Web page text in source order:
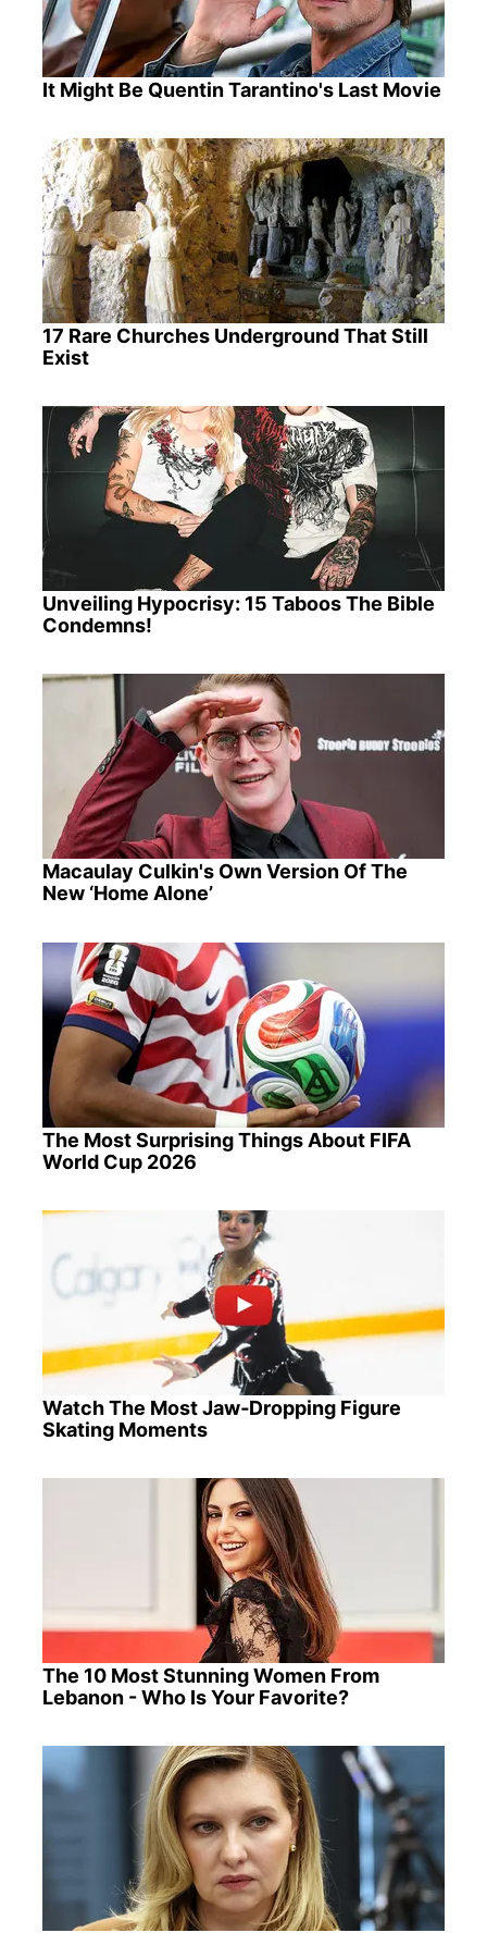
It Might Be Quentin Tarantino's Last Movie
17 Rare Churches Underground That Still
Exist
Unveiling Hypocrisy: 15 Taboos The Bible
Condemns!
Macaulay Culkin's Own Version Of The
New ‘Home Alone’
The Most Surprising Things About FIFA
World Cup 2026
Watch The Most Jaw‑Dropping Figure
Skating Moments
The 10 Most Stunning Women From
Lebanon - Who Is Your Favorite?